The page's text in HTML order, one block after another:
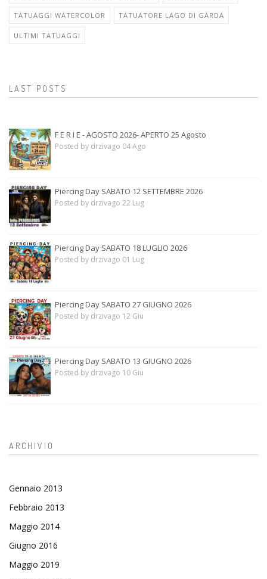
TATUAGGI WATERCOLOR TATUATORE LAGO DI GARDA
ULTIMI TATUAGGI
LAST POSTS
F E R I E - AGOSTO 2026- APERTO 25 Agosto
Posted by drzivago 04 Ago
Piercing Day SABATO 12 SETTEMBRE 2026
Posted by drzivago 22 Lug
Piercing Day SABATO 18 LUGLIO 2026
Posted by drzivago 01 Lug
Piercing Day SABATO 27 GIUGNO 2026
Posted by drzivago 12 Giu
Piercing Day SABATO 13 GIUGNO 2026
Posted by drzivago 10 Giu
ARCHIVIO
Gennaio 2013
Febbraio 2013
Maggio 2014
Giugno 2016
Maggio 2019